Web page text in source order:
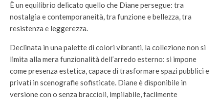
È un equilibrio delicato quello che Diane persegue: tra
nostalgia e contemporaneità, tra funzione e bellezza, tra
resistenza e leggerezza.
Declinata in una palette di colori vibranti, la collezione non si
limita alla mera funzionalità dell’arredo esterno: si impone
come presenza estetica, capace di trasformare spazi pubblici e
privati in scenografie sofisticate. Diane è disponibile in
versione con o senza braccioli, impilabile, facilmente